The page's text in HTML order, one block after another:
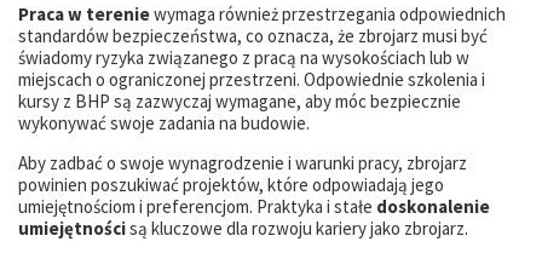
Praca w tereniewymaga również przestrzegania odpowiednich
standardów bezpieczeństwa, co oznacza, że zbrojarz musi być
świadomy ryzyka związanego z pracą na wysokościach lub w
miejscach o ograniczonej przestrzeni. Odpowiednie szkolenia i
kursy z BHP są zazwyczaj wymagane, aby móc bezpiecznie
wykonywać swoje zadania na budowie.
Aby zadbać o swoje wynagrodzenie i warunki pracy, zbrojarz
powinien poszukiwać projektów, które odpowiadają jego
umiejętnościom i preferencjom. Praktyka i stałe doskonalenie
umiejętnościsą kluczowe dla rozwoju kariery jako zbrojarz.